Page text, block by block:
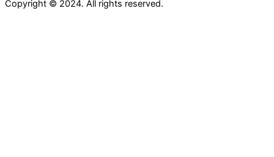
Copyright © 2024. All rights reserved.